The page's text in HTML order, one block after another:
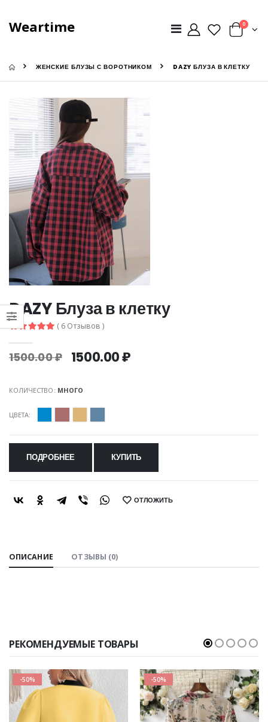
Weartime 0
ЖЕНСКИЕ БЛУЗЫ С ВОРОТНИКОМ DAZY БЛУЗА В КЛЕТКУ
DAZY Блуза в клетку
( 6 Отзывов )
1500.00 ₽ 1500.00 ₽
КОЛИЧЕСТВО: МНОГО
ЦВЕТА:
ПОДРОБНЕЕ КУПИТЬ
SHARE: ОТЛОЖИТЬ
ОПИСАНИЕ ОТЗЫВЫ (0)
РЕКОМЕНДУЕМЫЕ ТОВАРЫ
-50% -50%